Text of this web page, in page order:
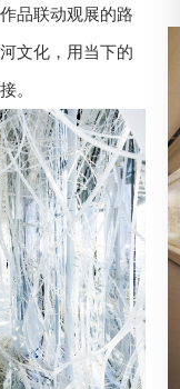
品联动观展的路
文化，用当下的
。